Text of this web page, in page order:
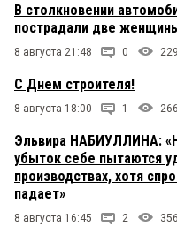
В столкновении
пострадали две
8 августа 21:48 0 229
С Днем строителя!
8 августа 18:00 1 266
Эльвира НАБИУЛЛИНА:
убыток себе пытаются
производствах, хотя
падает»
8 августа 16:45 2 356